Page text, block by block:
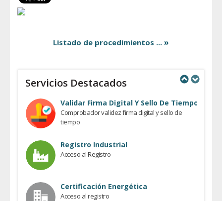
Listado de procedimientos ... »
Servicios Destacados
Validar Firma Digital Y Sello De Tiempo
Comprobador validez firma digital y sello de
tiempo
Registro Industrial
Acceso al Registro
Certificación Energética
Acceso al registro
Previous